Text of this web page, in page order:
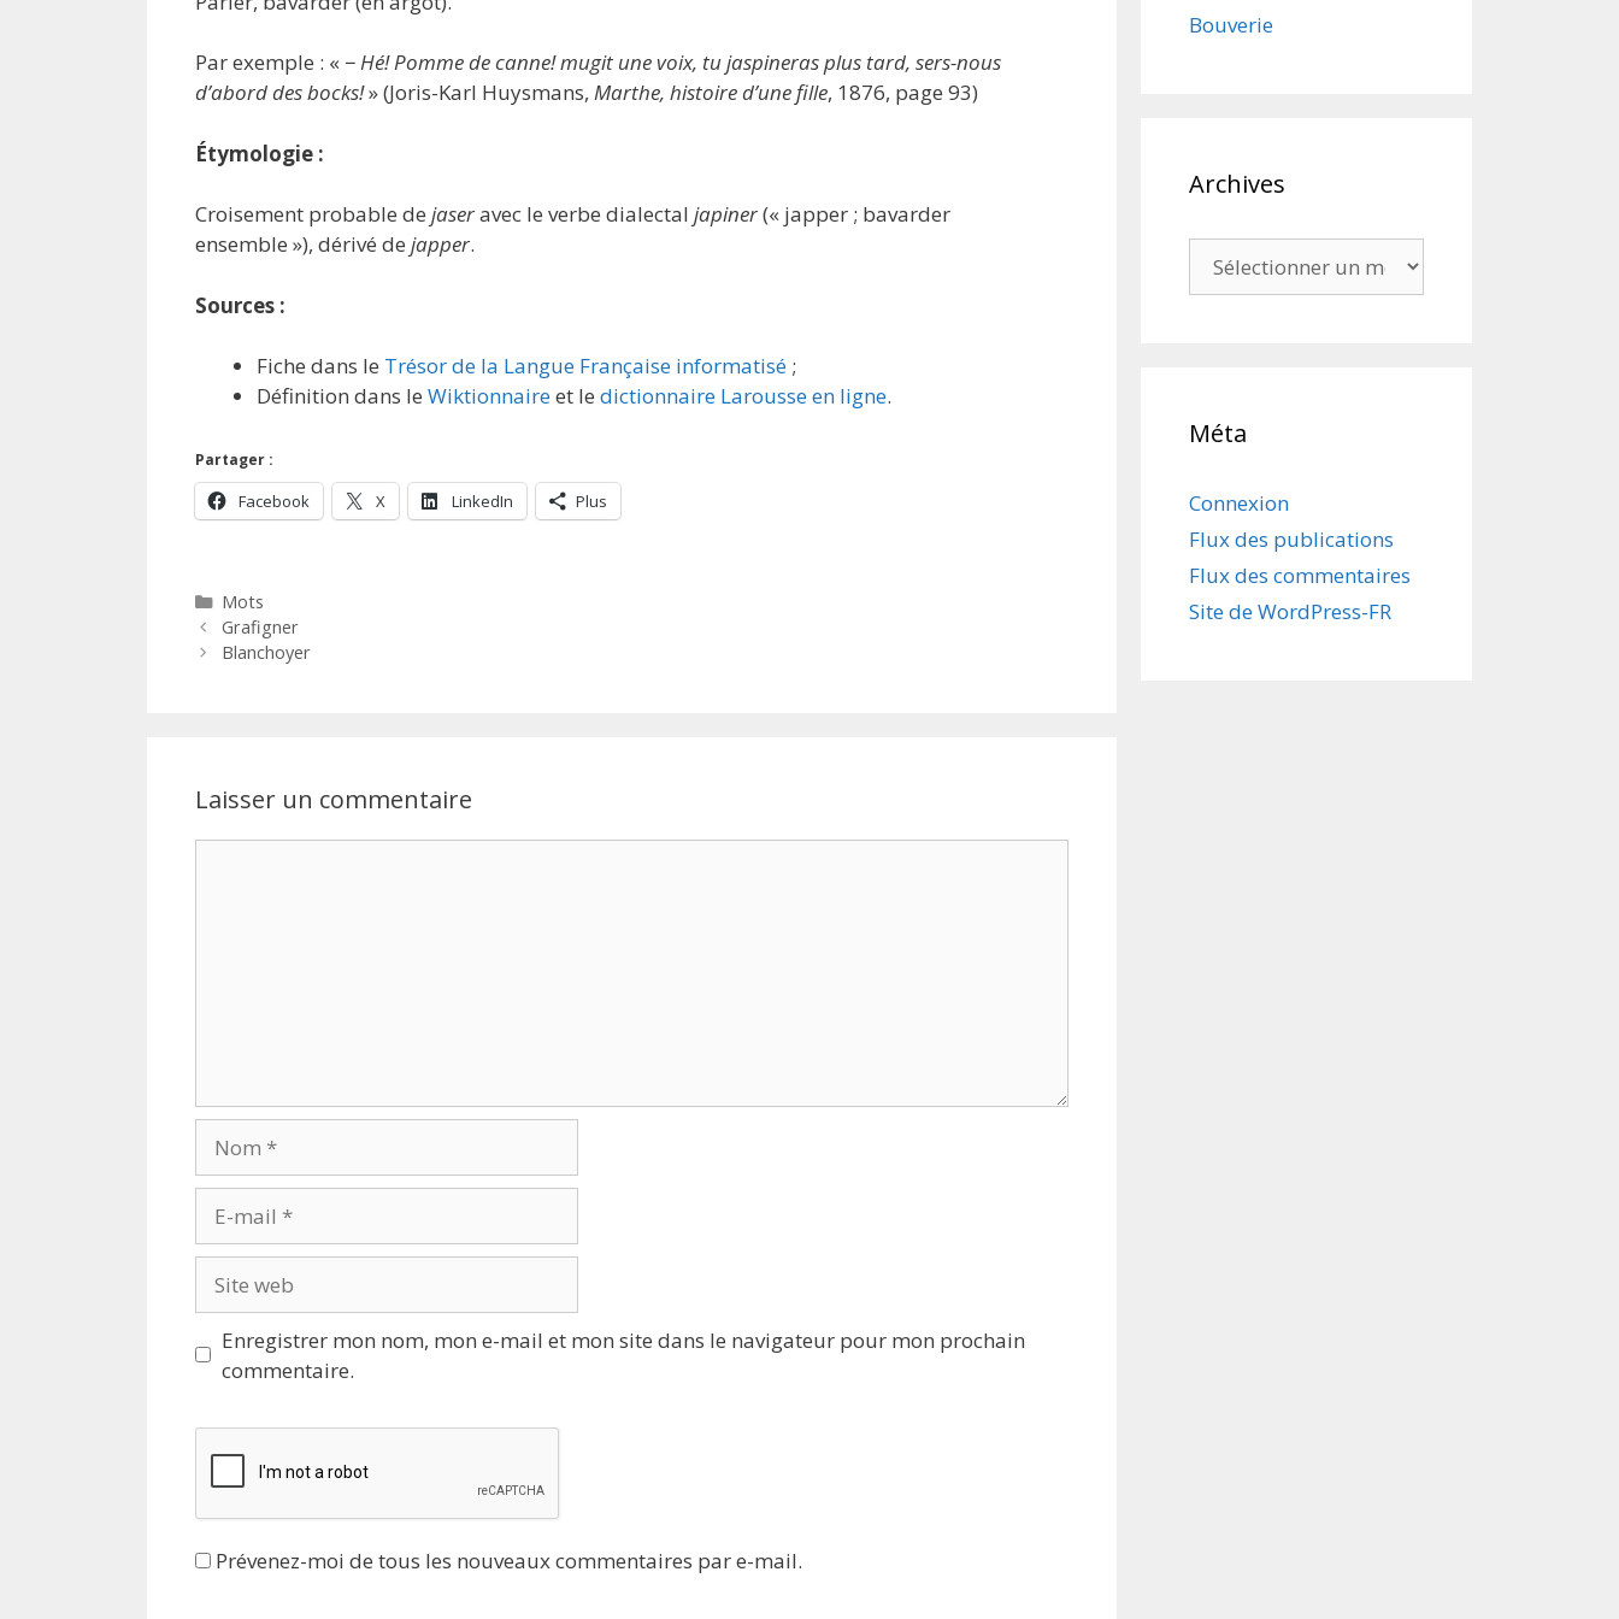
Par exemple : « − Hé! Pomme de canne! mugit une voix, tu jaspineras plus tard, sers-nous
d’abord des bocks!» (Joris-Karl Huysmans, Marthe, histoire d’une fille, 1876, page 93)
Étymologie :
Croisement probable de jaseravec le verbe dialectal japiner(« japper ; bavarder
ensemble »), dérivé de japper.
Sources :
Fiche dans le Trésor de la Langue Française informatisé ;
Définition dans le Wiktionnaireet le dictionnaire Larousse en ligne.
Partager :
Facebook X LinkedIn Plus
Catégories
Mots
Grafigner
Blanchoyer
Laisser un commentaire
mail
web
Enregistrer mon nom, mon e-mail et mon site dans le navigateur pour mon prochain
commentaire.
Prévenez-moi de tous les nouveaux commentaires par e-mail.
Bouverie
Archives
Méta
Connexion
Flux des publications
Flux des commentaires
Site de WordPress-FR